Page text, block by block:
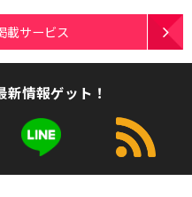
載サービス
情報ゲット！